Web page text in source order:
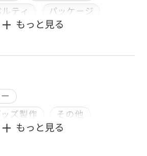
ルティ
パッケージ
用・ビジネス封筒
もっと見る
ズ製作
その他
企画会社
もっと見る